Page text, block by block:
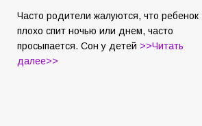
Часто родители жалуются, что ребенок
плохо спит ночью или днем, часто
просыпается. Сон у детей >>Читать
далее>>